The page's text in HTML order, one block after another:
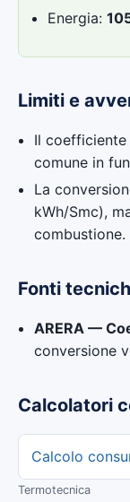
Energia:
Limiti e
Il coefficiente
comune in
La
kWh/Smc),
combustione.
Fonti
ARERA —
conversione
Calcolatori
Calcolo
Termotecnica